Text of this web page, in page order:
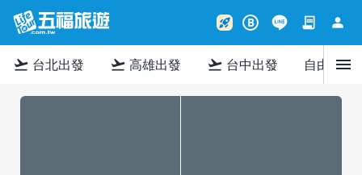
rocket_launch B contract person
flight_takeoff 台北出發 flight_takeoff 高雄出發 flight_takeoff 台中出發 自由行menu